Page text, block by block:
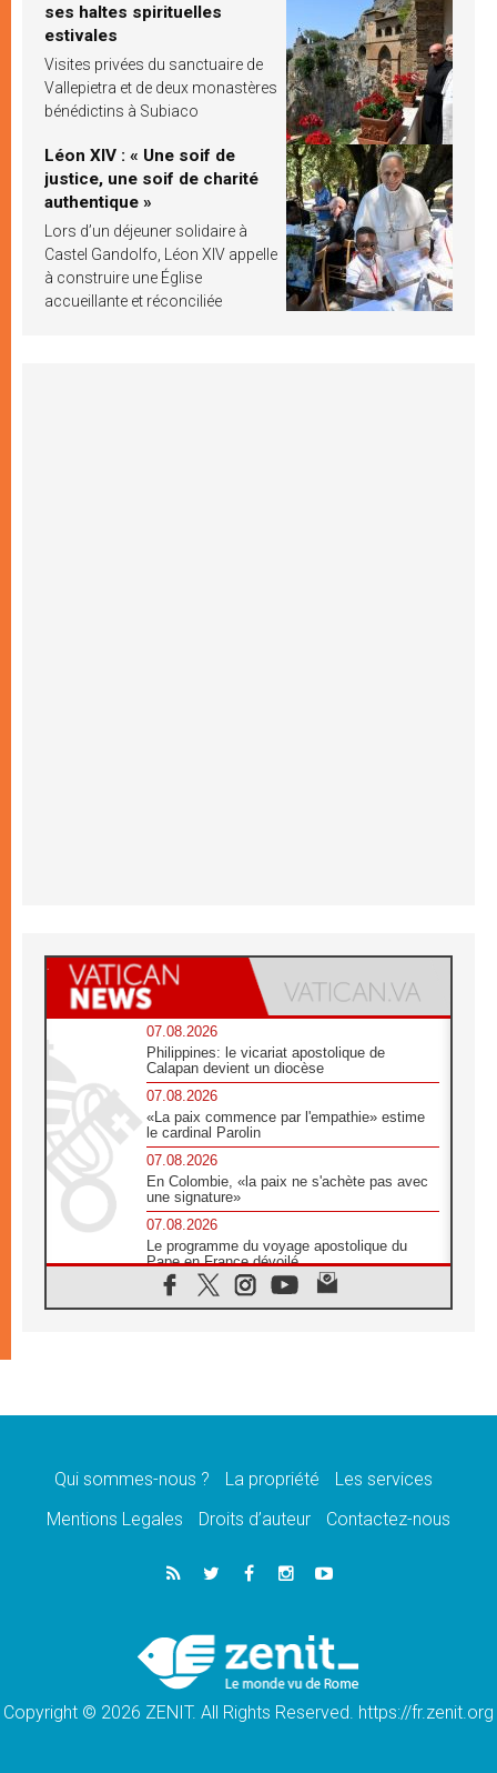
ses haltes spirituelles
estivales
Visites privées du sanctuaire de
Vallepietra et de deux monastères
bénédictins à Subiaco
Léon XIV : « Une soif de
justice, une soif de charité
authentique »
Lors d’un déjeuner solidaire à
Castel Gandolfo, Léon XIV appelle
à construire une Église
accueillante et réconciliée
07.08.2026
Philippines: le vicariat apostolique de
Calapan devient un diocèse
07.08.2026
«La paix commence par l'empathie» estime
le cardinal Parolin
07.08.2026
En Colombie, «la paix ne s'achète pas avec
une signature»
07.08.2026
Le programme du voyage apostolique du
Pape en France dévoilé
07.08.2026
1ère Conférence continentale sur l'éducation
07.08.2026
07.08.2026
lancement des «dix jours de prière pour la
06.08.2026
Préparatifs des JMJ 2027 à Séoul: «c'est
Chrétiens et confucéens: respect et sagesse
pour relever les «défis urgents»
Qui sommes-nous ? La propriété
Les services
Mentions Legales
Droits d’auteur Contactez-nous
Copyright © 2026 ZENIT. All Rights Reserved. https://fr.zenit.org